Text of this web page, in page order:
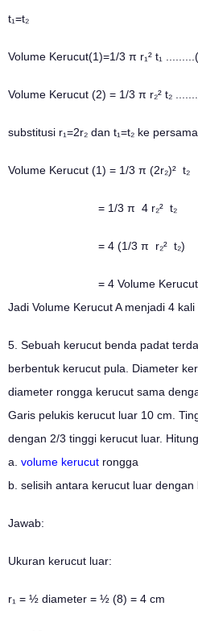
t₁=t₂
Volume Kerucut(1)=1/3 π r₁² t₁
Volume Kerucut (2) = 1/3 π r₂² t₂
substitusi r₁=2r₂ dan t₁=t₂ ke
Volume Kerucut (1) = 1/3 π (2r₂)² t₂
= 1/3 π 4 r₂² t₂
= 4 (1/3 π r₂² t₂)
= 4 Volume Kerucut
Jadi Volume Kerucut A menjadi 4
5. Sebuah kerucut benda padat
berbentuk kerucut pula. Diameter
diameter rongga kerucut sama
Garis pelukis kerucut luar 10 cm.
dengan 2/3 tinggi kerucut luar.
a. volume kerucut rongga
b. selisih antara kerucut luar dengan
Jawab:
Ukuran kerucut luar:
r₁ = ½ diameter = ½ (8) = 4 cm